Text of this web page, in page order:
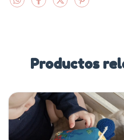
Productos